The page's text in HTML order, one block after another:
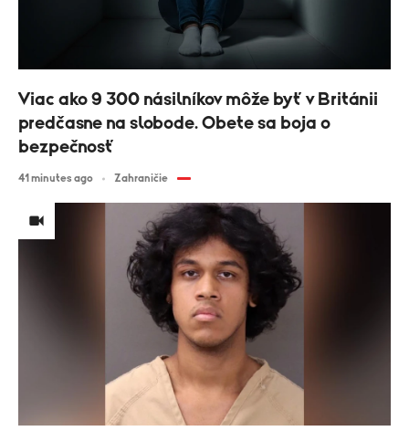
Viac ako 9 300 násilníkov môže byť v Británii
predčasne na slobode. Obete sa boja o
bezpečnosť
41 minutes ago Zahraničie